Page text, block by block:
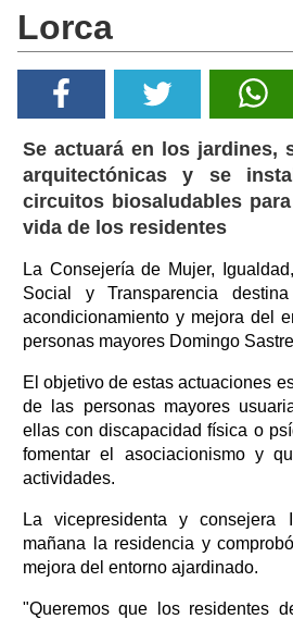
Lorca
Se actuará en los jardines,
arquitectónicas y se
circuitos biosaludables
vida de los residentes
La Consejería de Mujer,
Social y Transparencia
acondicionamiento y mejora del
personas mayores Domingo
El objetivo de estas actuaciones
de las personas mayores
ellas con discapacidad física o
fomentar el asociacionismo y
actividades.
La vicepresidenta y consejera
mañana la residencia y
mejora del entorno ajardinado.
"Queremos que los residentes